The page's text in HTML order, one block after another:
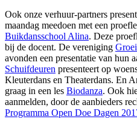
Ook onze verhuur-partners
maandag meedoen met een
Buikdansschool Alina. Deze
bij de docent. De vereniging
avonden een presentatie van hun
Schuifdeuren presenteert op
Kleuterdans en Theaterdans. En
graag in een les Biodanza. Ook
aanmelden, door de aanbieders
Programma Open Doe Dagen